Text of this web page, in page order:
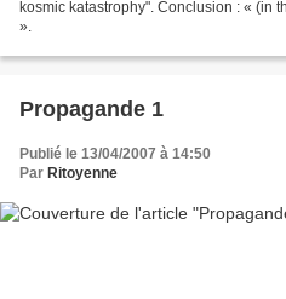
kosmic katastrophy". Conclusion : « (in
».
Propagande 1
Publié le 13/04/2007 à 14:50
Par Ritoyenne